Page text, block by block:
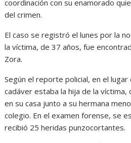
coordinación con su enamorado
del crimen.
El caso se registró el lunes por la
la víctima, de 37 años, fue
Zora.
Según el reporte policial, en el
cadáver estaba la hija de la víctima,
en su casa junto a su hermana
colegio. En el examen forense, se
recibió 25 heridas punzocortantes.